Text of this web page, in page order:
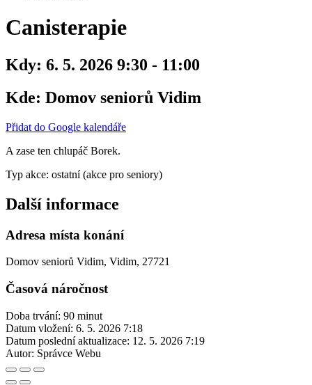
Canisterapie
Kdy: 6. 5. 2026 9:30 - 11:00
Kde: Domov seniorů Vidim
Přidat do Google kalendáře
A zase ten chlupáč Borek.
Typ akce: ostatní (akce pro seniory)
Další informace
Adresa místa konání
Domov seniorů Vidim, Vidim, 27721
Časová náročnost
Doba trvání: 90 minut
Datum vložení: 6. 5. 2026 7:18
Datum poslední aktualizace: 12. 5. 2026 7:19
Autor: Správce Webu